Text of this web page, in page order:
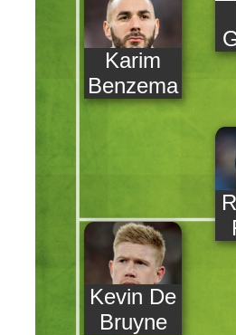
Karim
Benzema
Kevin De
Bruyne